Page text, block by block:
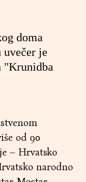
doma
uvečer je
"Krunidba
od 90
– Hrvatsko
narodno